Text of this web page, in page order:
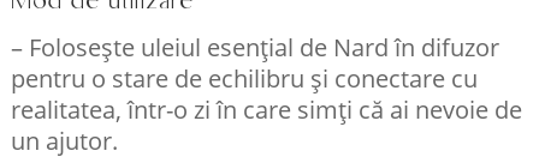
– Folosește uleiul esențial de Nard în difuzor
pentru o stare de echilibru și conectare cu
realitatea, într-o zi în care simți că ai nevoie de
un ajutor.